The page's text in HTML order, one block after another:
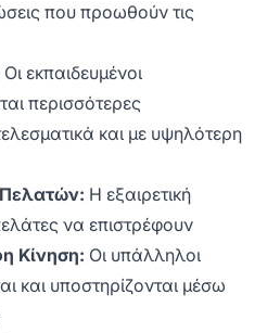
που προωθούν τις
Οι εκπαιδευμένοι
περισσότερες
και με υψηλότερη
Η εξαιρετική
να επιστρέφουν
Κίνηση: Οι υπάλληλοι
και υποστηρίζονται μέσω